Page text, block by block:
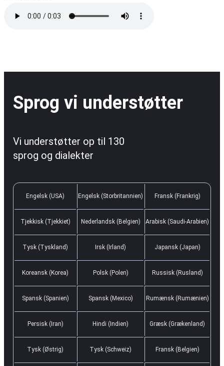
Sprog vi understøtter
Vi understøtter op til 130
sprog og dialekter
Engelsk (USA) Engelsk (Storbritannien) Fransk (Frankrig)
Tjekkisk (Tjekkiet) Nederlandsk (Belgien) Arabisk (Saudi-Arabien)
Tysk (Tyskland) Irsk (Irland) Japansk (Japan)
Koreansk (Korea) Polsk (Polen) Russisk (Rusland)
Spansk (Spanien) Spansk (Mexico) Rumænsk (Rumænien)
Persisk (Iran) Hindi (Indien) Græsk (Grækenland)
Tysk (Østrig) Tysk (Schweiz) Fransk (Belgien)